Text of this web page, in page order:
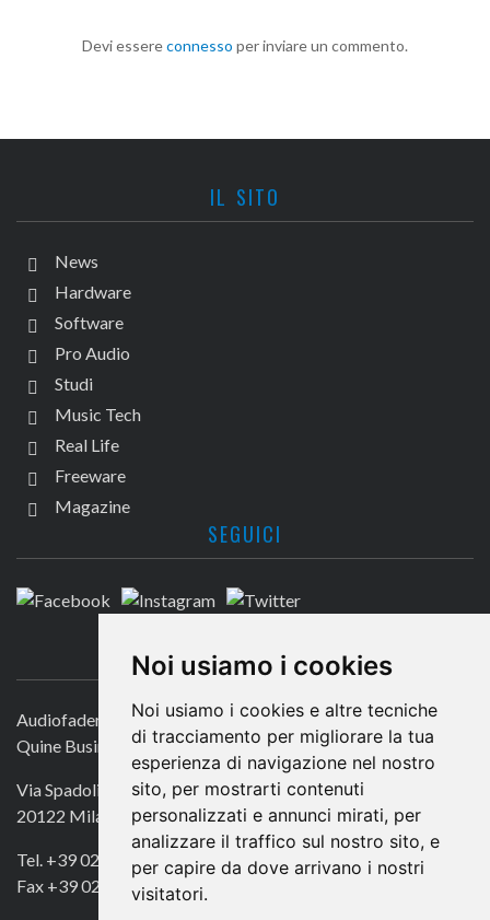
Noi usiamo i cookies
Noi usiamo i cookies e altre tecniche
di tracciamento per migliorare la tua
esperienza di navigazione nel nostro
sito, per mostrarti contenuti
personalizzati e annunci mirati, per
analizzare il traffico sul nostro sito, e
per capire da dove arrivano i nostri
visitatori.
Devi essereconnesso per inviare un commento.
IL SITO
News
Hardware
Software
Pro Audio
Studi
Music Tech
Real Life
Freeware
Magazine
SEGUICI
CONTATTACI
Audiofader.com
Quine Business Publisher
Via Spadolini 7
20122 Milano
Tel. +39 02 49756990
Fax +39 02 72016740